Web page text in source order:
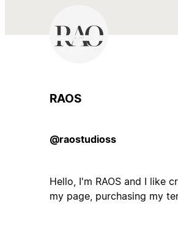
RAOS
@raostudioss
Hello, I'm RAOS and I like
my page, purchasing my